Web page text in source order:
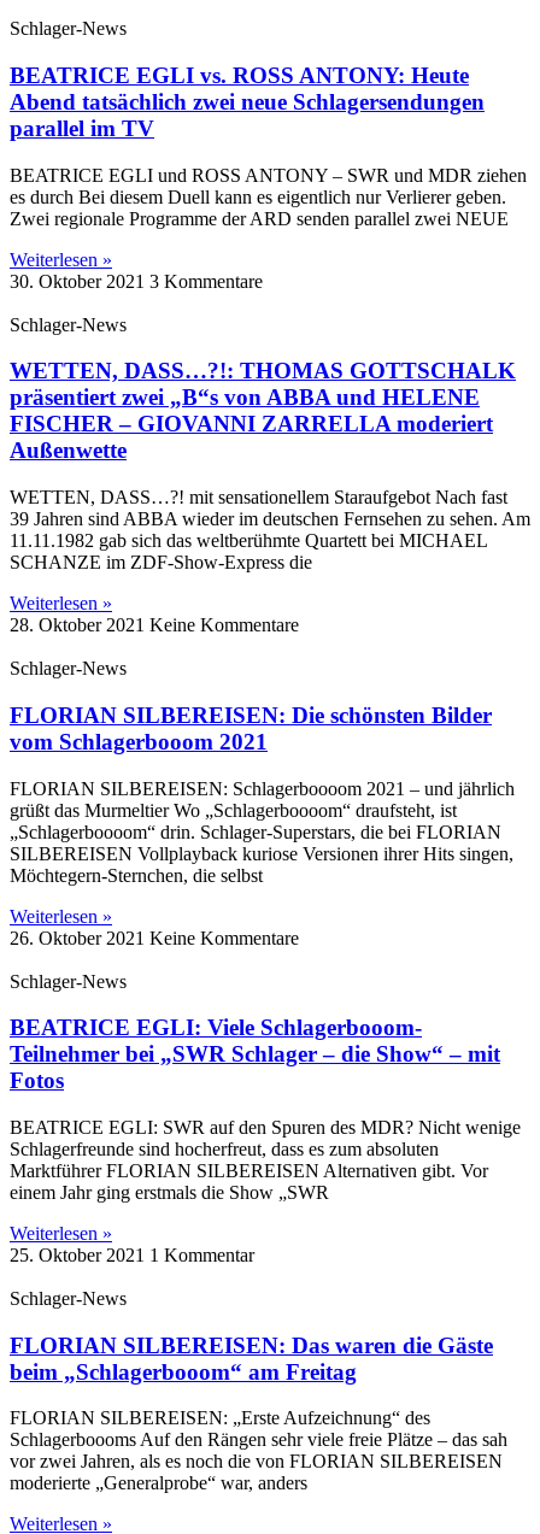
Schlager-News
BEATRICE EGLI vs. ROSS ANTONY: Heute
Abend tatsächlich zwei neue Schlagersendungen
parallel im TV
BEATRICE EGLI und ROSS ANTONY – SWR und MDR ziehen
es durch Bei diesem Duell kann es eigentlich nur Verlierer geben.
Zwei regionale Programme der ARD senden parallel zwei NEUE
Weiterlesen »
30. Oktober 2021 3 Kommentare
Schlager-News
WETTEN, DASS…?!: THOMAS GOTTSCHALK
präsentiert zwei „B“s von ABBA und HELENE
FISCHER – GIOVANNI ZARRELLA moderiert
Außenwette
WETTEN, DASS…?! mit sensationellem Staraufgebot Nach fast
39 Jahren sind ABBA wieder im deutschen Fernsehen zu sehen. Am
11.11.1982 gab sich das weltberühmte Quartett bei MICHAEL
SCHANZE im ZDF-Show-Express die
Weiterlesen »
28. Oktober 2021 Keine Kommentare
Schlager-News
FLORIAN SILBEREISEN: Die schönsten Bilder
vom Schlagerbooom 2021
FLORIAN SILBEREISEN: Schlagerboooom 2021 – und jährlich
grüßt das Murmeltier Wo „Schlagerboooom“ draufsteht, ist
„Schlagerboooom“ drin. Schlager-Superstars, die bei FLORIAN
SILBEREISEN Vollplayback kuriose Versionen ihrer Hits singen,
Möchtegern-Sternchen, die selbst
Weiterlesen »
26. Oktober 2021 Keine Kommentare
Schlager-News
BEATRICE EGLI: Viele Schlagerbooom-
Teilnehmer bei „SWR Schlager – die Show“ – mit
Fotos
BEATRICE EGLI: SWR auf den Spuren des MDR? Nicht wenige
Schlagerfreunde sind hocherfreut, dass es zum absoluten
Marktführer FLORIAN SILBEREISEN Alternativen gibt. Vor
einem Jahr ging erstmals die Show „SWR
Weiterlesen »
25. Oktober 2021 1 Kommentar
Schlager-News
FLORIAN SILBEREISEN: Das waren die Gäste
beim „Schlagerbooom“ am Freitag
FLORIAN SILBEREISEN: „Erste Aufzeichnung“ des
Schlagerboooms Auf den Rängen sehr viele freie Plätze – das sah
vor zwei Jahren, als es noch die von FLORIAN SILBEREISEN
moderierte „Generalprobe“ war, anders
Weiterlesen »